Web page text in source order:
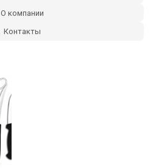
О компании
Контакты